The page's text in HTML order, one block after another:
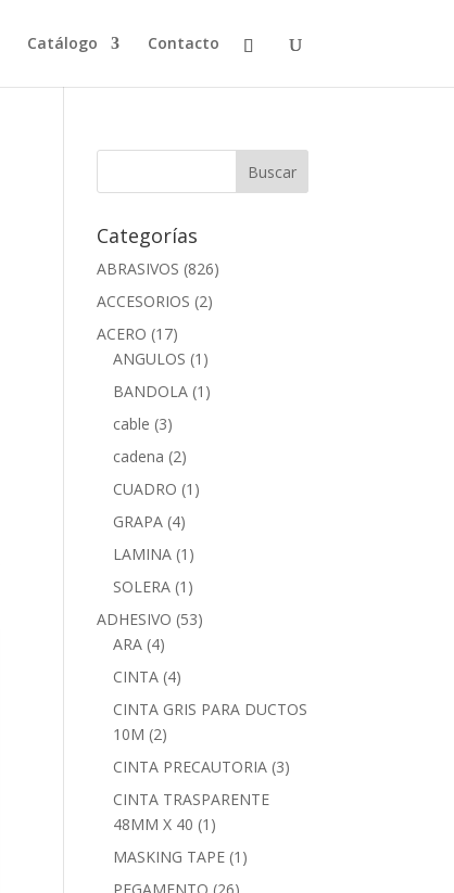
Catálogo Contacto
Categorías
ABRASIVOS (826)
ACCESORIOS (2)
ACERO (17)
ANGULOS (1)
BANDOLA (1)
cable (3)
cadena (2)
CUADRO (1)
GRAPA (4)
LAMINA (1)
SOLERA (1)
ADHESIVO (53)
ARA (4)
CINTA (4)
CINTA GRIS PARA DUCTOS
10M (2)
CINTA PRECAUTORIA (3)
CINTA TRASPARENTE
48MM X 40 (1)
MASKING TAPE (1)